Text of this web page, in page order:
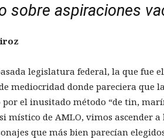
sobre aspiraciones
legislatura federal, la que fue
mediocridad donde pareciera que
el inusitado método “de tin,
místico de AMLO, vimos ascender
que más bien parecían